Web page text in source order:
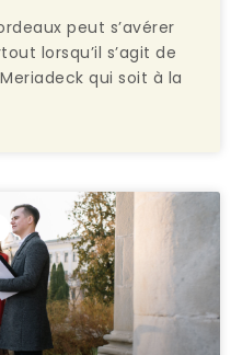
peut s’avérer
lorsqu’il s’agit de
qui soit à la